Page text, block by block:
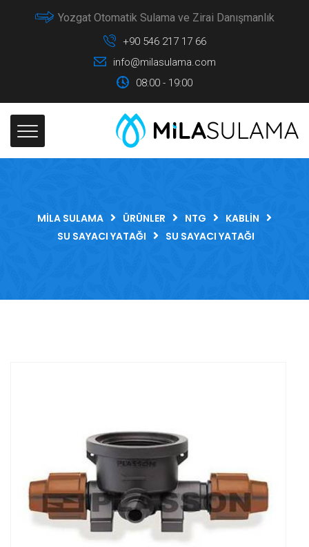
Yozgat Otomatik Sulama ve Zirai Danışmanlık
+90 546 217 17 66
info@milasulama.com
08:00 - 19:00
MILA SULAMA ÜRÜNLER NTG
KABLIN
SU SAYACI YATAĞI
SU SAYACI YATAĞI